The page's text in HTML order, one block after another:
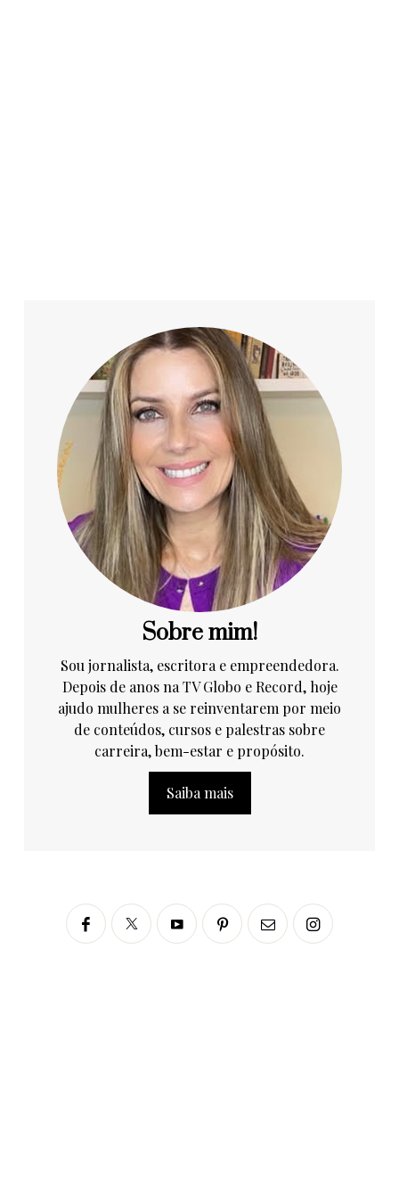
Sobre mim!
Sou jornalista, escritora e empreendedora.
Depois de anos na TV Globo e Record, hoje
ajudo mulheres a se reinventarem por meio
de conteúdos, cursos e palestras sobre
carreira, bem-estar e propósito.
Saiba mais